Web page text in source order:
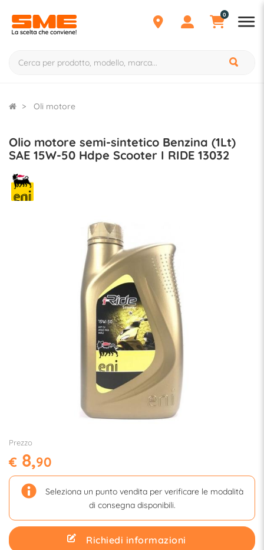
0
Oli motore
Olio motore semi-sintetico Benzina (1Lt)
SAE 15W-50 Hdpe Scooter I RIDE 13032
Prezzo
€ 8,90
Seleziona un punto vendita per verificare le modalità
di consegna disponibili.
Richiedi informazioni